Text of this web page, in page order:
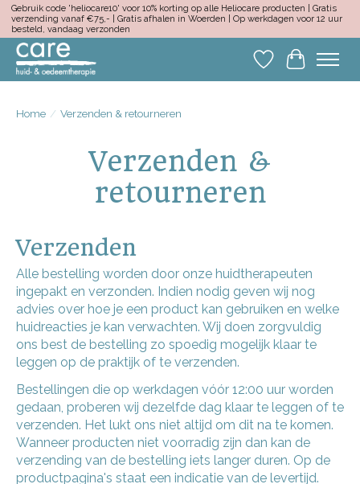
Gebruik code 'heliocare10' voor 10% korting op alle Heliocare producten | Gratis
verzending vanaf €75,- | Gratis afhalen in Woerden | Op werkdagen voor 12 uur
besteld, vandaag verzonden
Verlanglijst
Home / Verzenden & retourneren
Verzenden &
retourneren
Verzenden
Alle bestelling worden door onze huidtherapeuten
ingepakt en verzonden. Indien nodig geven wij nog
advies over hoe je een product kan gebruiken en welke
huidreacties je kan verwachten. Wij doen zorgvuldig
ons best de bestelling zo spoedig mogelijk klaar te
leggen op de praktijk of te verzenden.
Bestellingen die op werkdagen vóór 12:00 uur worden
gedaan, proberen wij dezelfde dag klaar te leggen of te
verzenden. Het lukt ons niet altijd om dit na te komen.
Wanneer producten niet voorradig zijn dan kan de
verzending van de bestelling iets langer duren. Op de
productpagina's staat een indicatie van de levertijd.